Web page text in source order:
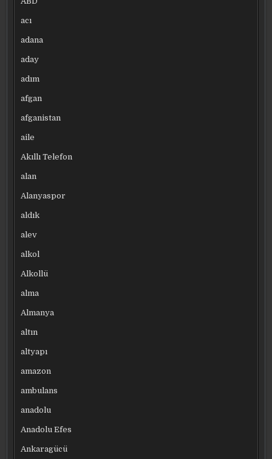
acı
adana
aday
adım
afgan
afganistan
aile
Akıllı Telefon
alan
Alanyaspor
aldık
alev
alkol
Alkollü
alma
Almanya
altın
altyapı
amazon
ambulans
anadolu
Anadolu Efes
Ankaragücü